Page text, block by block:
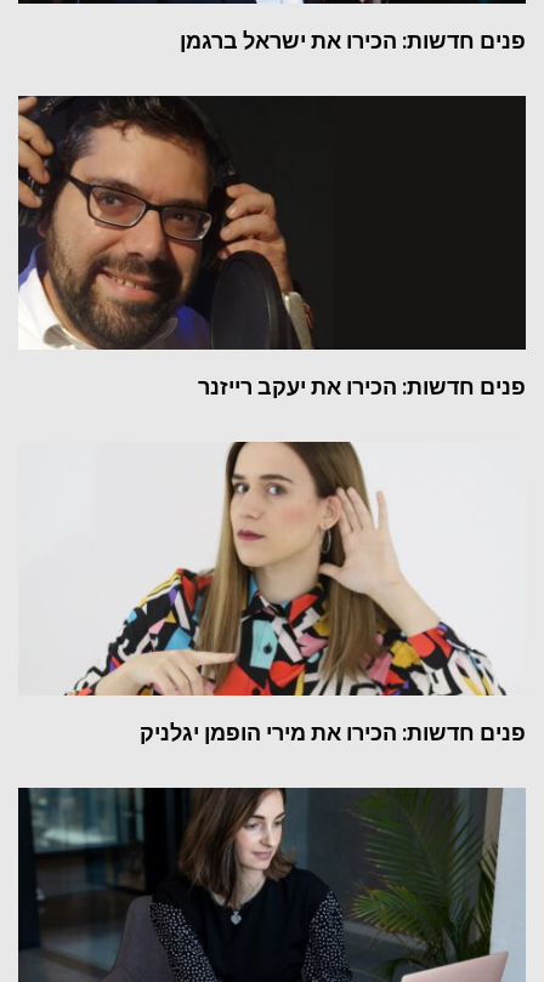
פנים חדשות: הכירו את ישראל ברגמן
פנים חדשות: הכירו את יעקב רייזנר
פנים חדשות: הכירו את מירי הופמן יגלניק